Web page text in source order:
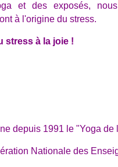
et des exposés,
à l'origine du stress.
à la joie !
depuis 1991 le "Yoga de
Nationale des